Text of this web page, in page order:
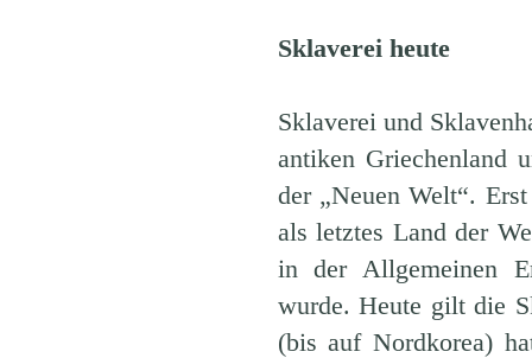
Sklaverei heute
Sklaverei und
antiken Griechenland
der „Neuen Welt“.
als letztes Land der
in der Allgemeinen
wurde. Heute gilt die
(bis auf Nordkorea)